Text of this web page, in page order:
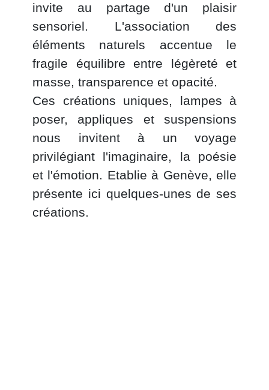
invite au partage d'un plaisir
sensoriel. L'association des
éléments naturels accentue le
fragile équilibre entre légèreté et
masse, transparence et opacité.
Ces créations uniques, lampes à
poser, appliques et suspensions
nous invitent à un voyage
privilégiant l'imaginaire, la poésie
et l'émotion. Etablie à Genève, elle
présente ici quelques-unes de ses
créations.